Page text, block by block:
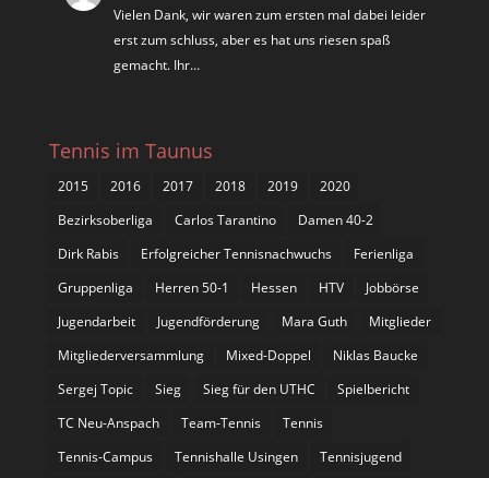
Vielen Dank, wir waren zum ersten mal dabei leider
erst zum schluss, aber es hat uns riesen spaß
gemacht. Ihr…
Tennis im Taunus
2015 2016 2017 2018 2019
2020
Bezirksoberliga
Carlos Tarantino
Damen 40-2
Dirk Rabis
Erfolgreicher Tennisnachwuchs
Ferienliga
Gruppenliga
Herren 50-1 Hessen HTV
Jobbörse
Jugendarbeit
Jugendförderung Mara Guth
Mitglieder
Mitgliederversammlung
Mixed-Doppel
Niklas Baucke
Sergej Topic
Sieg Sieg für den UTHC
Spielbericht
TC Neu-Anspach
Team-Tennis
Tennis
Tennis-Campus
Tennishalle Usingen Tennisjugend